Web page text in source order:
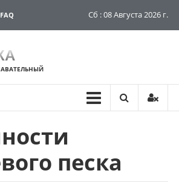
FAQ Сб : 08 Августа 2026 г.
песка